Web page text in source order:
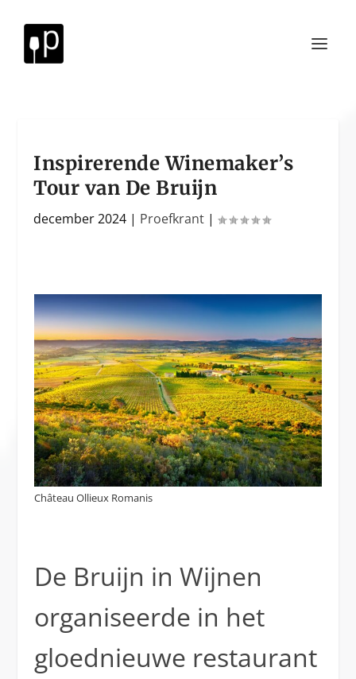
Inspirerende Winemaker’s
Tour van De Bruijn
december 2024 | Proefkrant |
Château Ollieux Romanis
De Bruijn in Wijnen
organiseerde in het
gloednieuwe restaurant